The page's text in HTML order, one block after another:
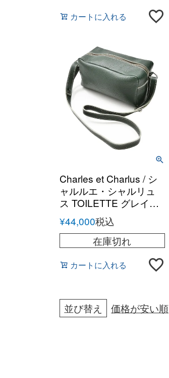
カートに入れる
Charles et Charlus / シ
ャルルエ・シャルリュ
ス TOILETTE グレイン
レザー ショルダーポー
チ
¥44,000税込
在庫切れ
カートに入れる
並び替え 価格が安い順